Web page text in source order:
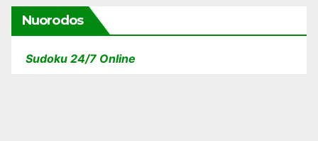
Nuorodos
Sudoku 24/7 Online